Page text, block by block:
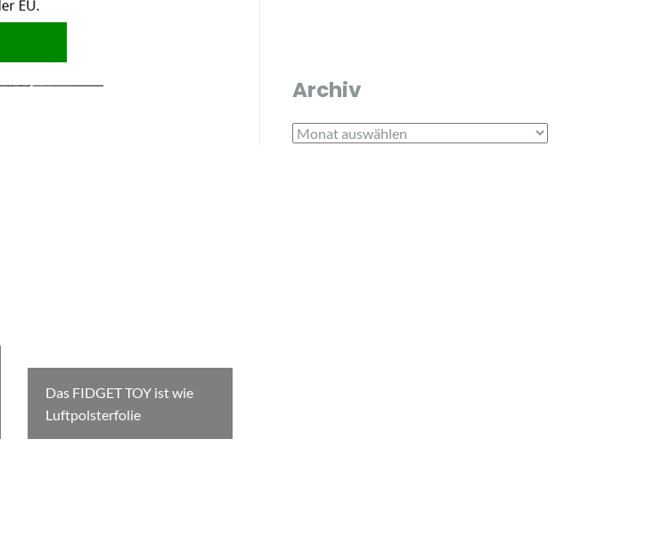
Das FIDGET TOY ist wie
Luftpolsterfolie
Archiv
Archiv